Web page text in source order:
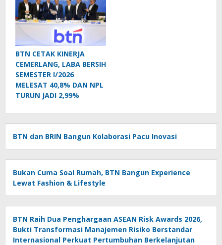
BTN CETAK KINERJA
CEMERLANG, LABA BERSIH
SEMESTER I/2026
MELESAT 40,8% DAN NPL
TURUN JADI 2,99%
BTN dan BRIN Bangun Kolaborasi Pacu Inovasi
Bukan Cuma Soal Rumah, BTN Bangun Experience
Lewat Fashion & Lifestyle
BTN Raih Dua Penghargaan ASEAN Risk Awards 2026,
Bukti Transformasi Manajemen Risiko Berstandar
Internasional Perkuat Pertumbuhan Berkelanjutan